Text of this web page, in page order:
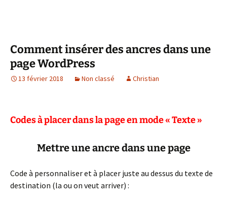
Comment insérer des ancres dans une
page WordPress
13 février 2018 Non classé Christian
Codes à placer dans la page en mode « Texte »
Mettre une ancre dans une page
Code à personnaliser et à placer juste au dessus du texte de
destination (la ou on veut arriver) :